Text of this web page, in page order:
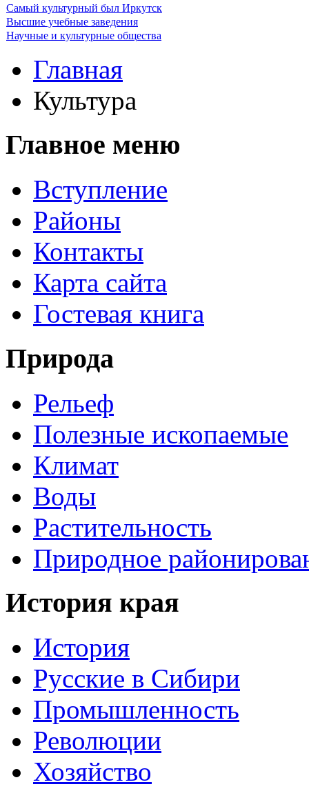
Самый культурный был Иркутск
Высшие учебные заведения
Научные и культурные общества
Главная
Культура
Главное меню
Вступление
Районы
Контакты
Карта сайта
Гостевая книга
Природа
Рельеф
Полезные ископаемые
Климат
Воды
Растительность
Природное
История края
История
Русские в Сибири
Промышленность
Революции
Хозяйство